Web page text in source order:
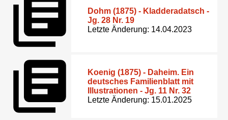
Dohm (1875) - Kladderadatsch -
Jg. 28 Nr. 19
Letzte Änderung: 14.04.2023
Koenig (1875) - Daheim. Ein
deutsches Familienblatt mit
Illustrationen - Jg. 11 Nr. 32
Letzte Änderung: 15.01.2025